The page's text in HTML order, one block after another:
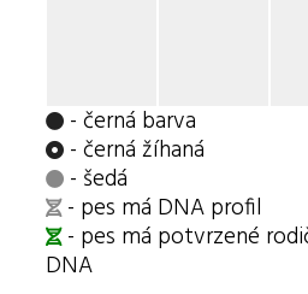
- černá barva
- černá žíhaná
- šedá
- pes má DNA profil
- pes má potvrzené
DNA